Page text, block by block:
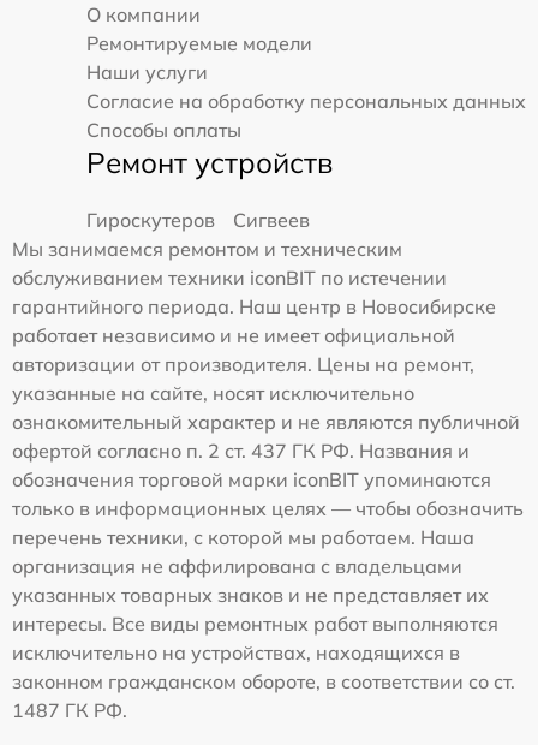
О компании
Ремонтируемые модели
Наши услуги
Согласие на обработку персональных данных
Способы оплаты
Ремонт устройств
Гироскутеров
Сигвеев
Мы занимаемся ремонтом и техническим
обслуживанием техники iconBIT по истечении
гарантийного периода. Наш центр в Новосибирске
работает независимо и не имеет официальной
авторизации от производителя. Цены на ремонт,
указанные на сайте, носят исключительно
ознакомительный характер и не являются публичной
офертой согласно п. 2 ст. 437 ГК РФ. Названия и
обозначения торговой марки iconBIT упоминаются
только в информационных целях — чтобы обозначить
перечень техники, с которой мы работаем. Наша
организация не аффилирована с владельцами
указанных товарных знаков и не представляет их
интересы. Все виды ремонтных работ выполняются
исключительно на устройствах, находящихся в
законном гражданском обороте, в соответствии со ст.
1487 ГК РФ.